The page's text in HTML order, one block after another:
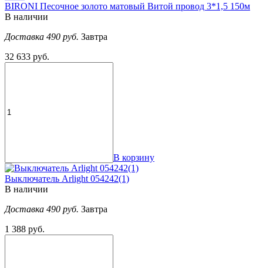
BIRONI Песочное золото матовый Витой провод 3*1,5 150м
В наличии
Доставка 490 руб. Завтра
32 633 руб.
В корзину
Выключатель Arlight 054242(1)
В наличии
Доставка 490 руб. Завтра
1 388 руб.